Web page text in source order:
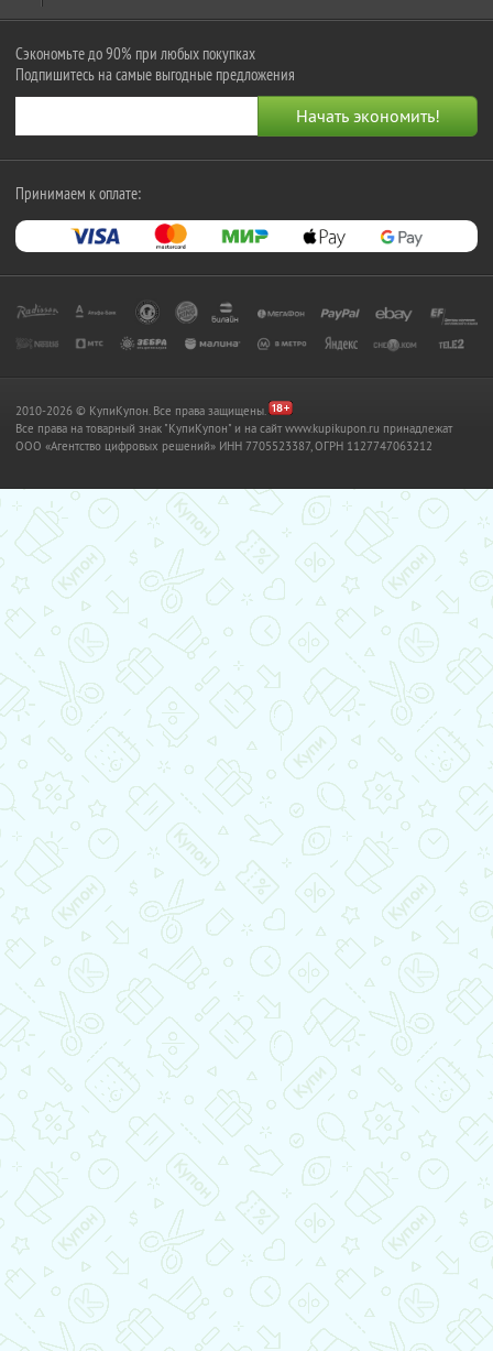
Сэкономьте до 90% при любых покупках
Подпишитесь на самые выгодные предложения
Принимаем к оплате:
2010-2026 © КупиКупон. Все права защищены.
Все права на товарный знак "КупиКупон" и на сайт www.kupikupon.ru принадлежат
OOO «Агентство цифровых решений» ИНН 7705523387, ОГРН 1127747063212